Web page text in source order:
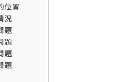
位置
況
題
題
題
題